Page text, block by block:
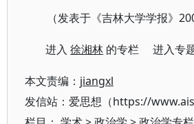
（发表于《吉林大学学报》
进入徐湘林 的专栏 进入专
本文责编： jiangxl
发信站：爱思想（https://